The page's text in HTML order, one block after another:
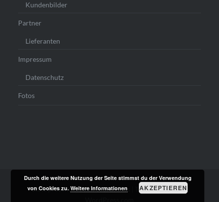
Kundenbilder
Partner
Lieferanten
Impressum
Datenschutz
Fotos
Stolz präsentiert von WordPress
Theme: Dyad von
Durch die weitere Nutzung der Seite stimmst du der Verwendung
von Cookies zu.Weitere Informationen AKZEPTIEREN